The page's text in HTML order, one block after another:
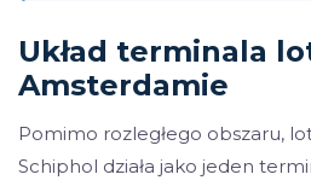
Układ terminala
Amsterdamie
Pomimo rozległego obszaru,
Schiphol działa jako jeden